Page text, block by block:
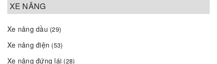
XE NÂNG
Xe nâng dầu (29)
Xe nâng điện (53)
Xe nâng đứng lái (28)